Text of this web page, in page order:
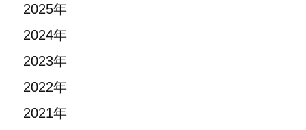
2025年
2024年
2023年
2022年
2021年